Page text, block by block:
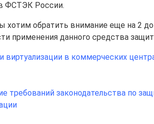
ФСТЭК России.
хотим обратить внимание еще на 2
применения данного средства
виртуализации в коммерческих
требований законодательства по